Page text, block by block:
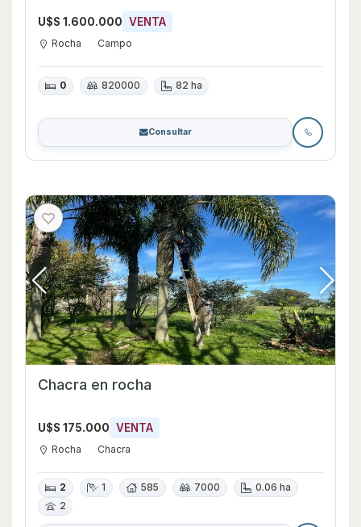
U$S 1.600.000 VENTA
Rocha Campo
0 820000 82 ha
Consultar
Chacra en rocha
U$S 175.000 VENTA
Rocha Chacra
2 1 585 7000
0.06 ha
2